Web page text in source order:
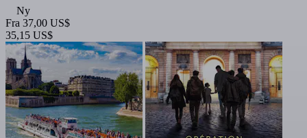
Ny
Fra 37,00 US$
35,15 US$